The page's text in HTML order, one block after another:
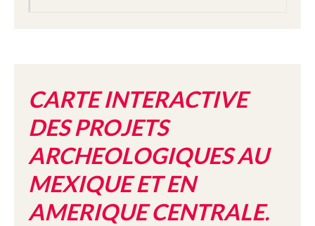
CARTE INTERACTIVE
DES PROJETS
ARCHEOLOGIQUES AU
MEXIQUE ET EN
AMERIQUE CENTRALE.